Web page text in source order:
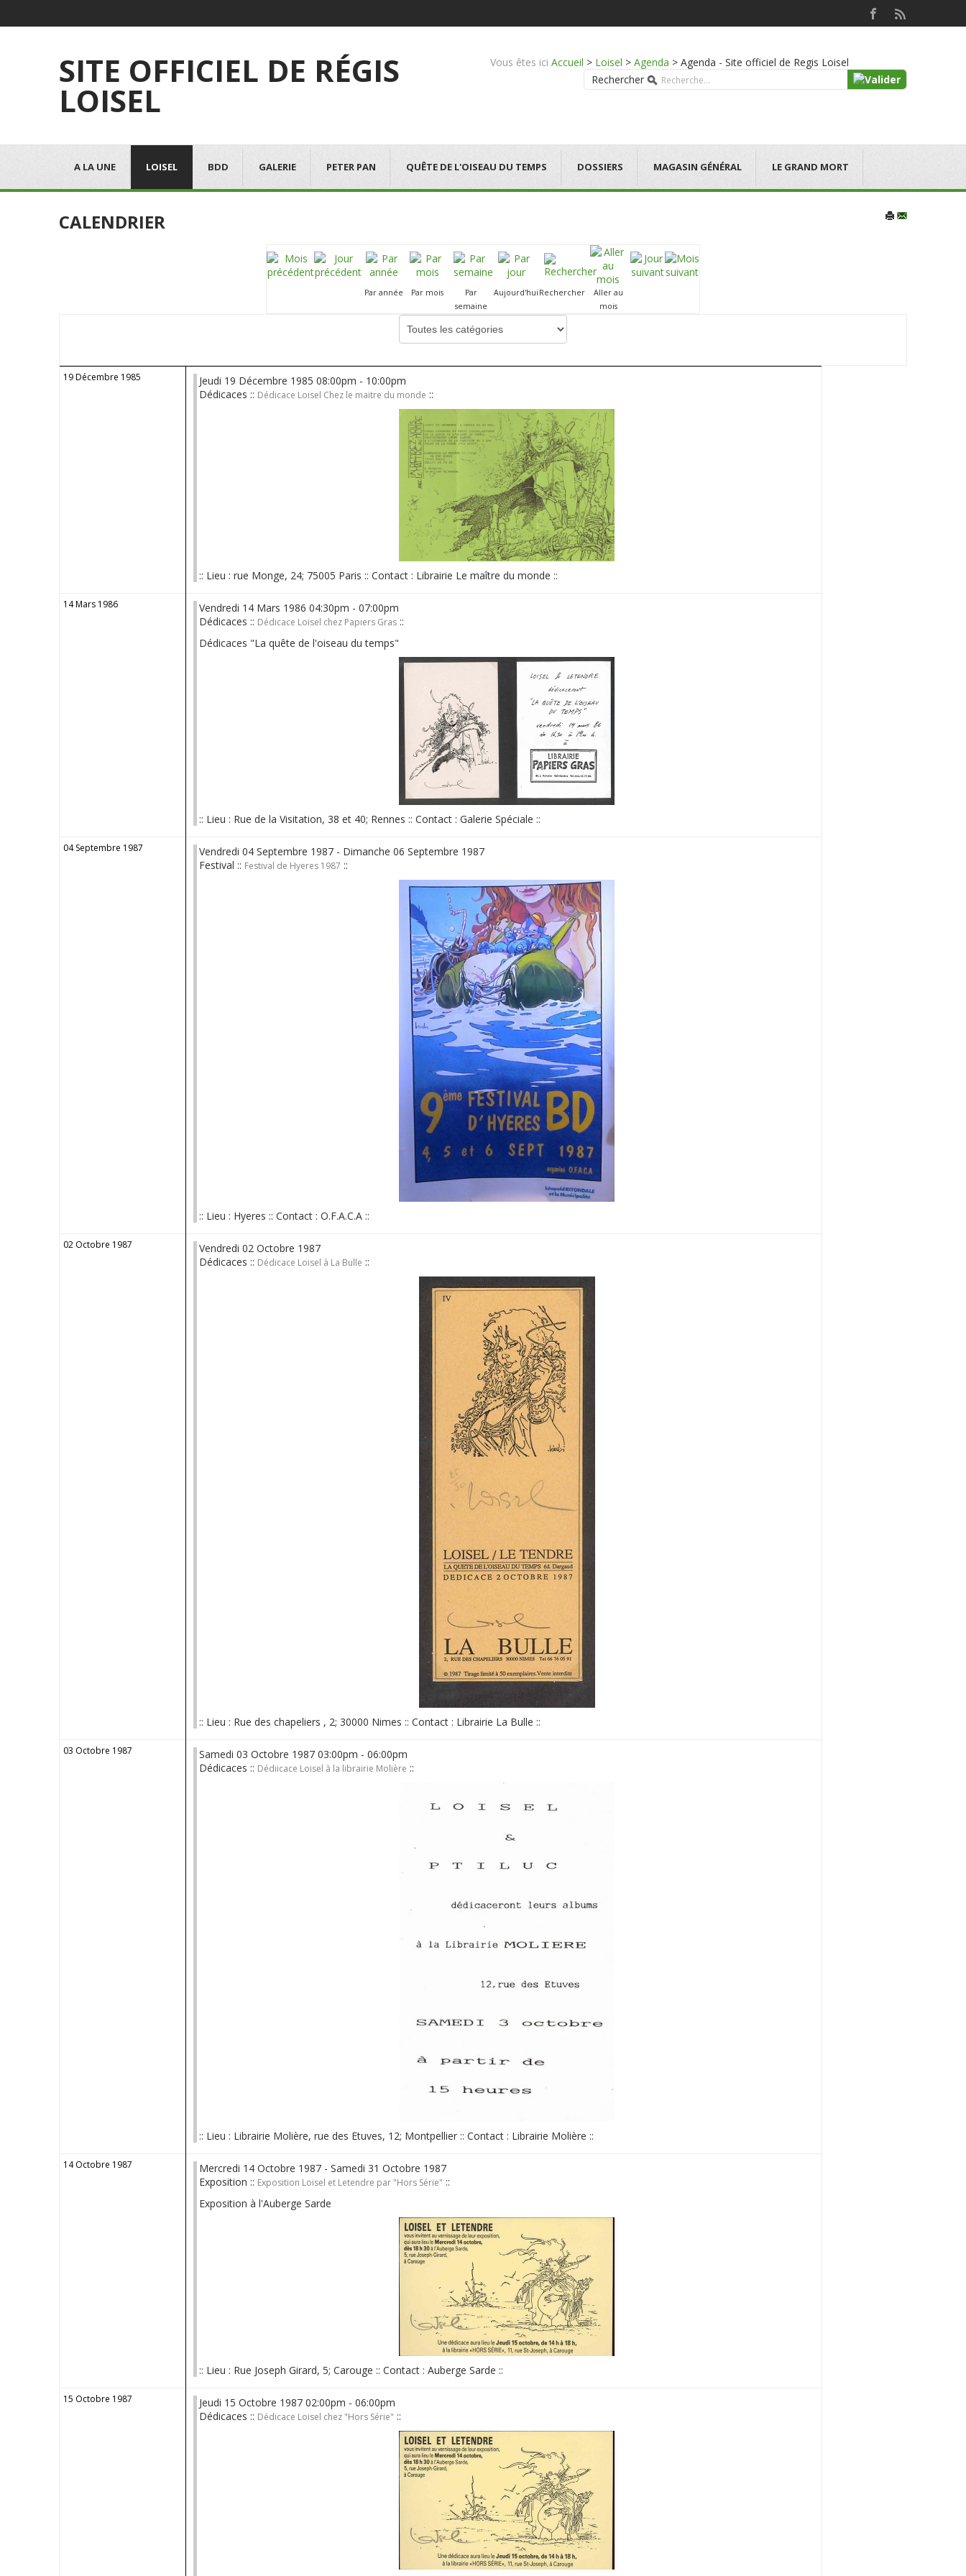
SITE OFFICIEL DE RÉGIS
LOISEL
Vous êtes ici Accueil > Loisel > Agenda > Agenda - Site officiel de Regis Loisel
Rechercher
A LA UNE LOISEL BDD GALERIE PETER PAN QUÊTE DE L'OISEAU DU TEMPS DOSSIERS MAGASIN GÉNÉRAL LE GRAND MORT
CALENDRIER
Par année Par mois
Par
semaine
Aujourd'hui Rechercher
Aller au
mois
19 Décembre 1985
Jeudi 19 Décembre 1985 08:00pm - 10:00pm
Dédicaces :: Dédicace Loisel Chez le maitre du monde ::
:: Lieu : rue Monge, 24; 75005 Paris :: Contact : Librairie Le maître du monde ::
14 Mars 1986
Vendredi 14 Mars 1986 04:30pm - 07:00pm
Dédicaces :: Dédicace Loisel chez Papiers Gras ::
Dédicaces "La quête de l'oiseau du temps"
:: Lieu : Rue de la Visitation, 38 et 40; Rennes :: Contact : Galerie Spéciale ::
04 Septembre 1987
Vendredi 04 Septembre 1987 - Dimanche 06 Septembre 1987
Festival :: Festival de Hyeres 1987 ::
:: Lieu : Hyeres :: Contact : O.F.A.C.A ::
02 Octobre 1987
Vendredi 02 Octobre 1987
Dédicaces :: Dédicace Loisel à La Bulle ::
:: Lieu : Rue des chapeliers , 2; 30000 Nimes :: Contact : Librairie La Bulle ::
03 Octobre 1987
Samedi 03 Octobre 1987 03:00pm - 06:00pm
Dédicaces :: Dédiicace Loisel à la librairie Molière ::
:: Lieu : Librairie Molière, rue des Etuves, 12; Montpellier :: Contact : Librairie Molière ::
14 Octobre 1987
Mercredi 14 Octobre 1987 - Samedi 31 Octobre 1987
Exposition :: Exposition Loisel et Letendre par "Hors Série" ::
Exposition à l'Auberge Sarde
:: Lieu : Rue Joseph Girard, 5; Carouge :: Contact : Auberge Sarde ::
15 Octobre 1987
Jeudi 15 Octobre 1987 02:00pm - 06:00pm
Dédicaces :: Dédicace Loisel chez "Hors Série" ::